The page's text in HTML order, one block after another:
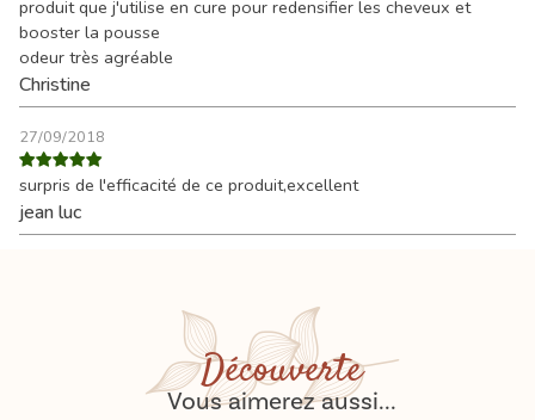
produit que j'utilise en cure pour redensifier les cheveux et
booster la pousse
odeur très agréable
Christine
27/09/2018
surpris de l'efficacité de ce produit,excellent
jean luc
Découverte
Vous aimerez aussi...